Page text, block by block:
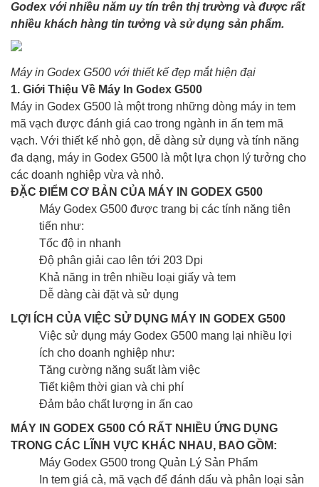
Godex với nhiều năm uy tín trên thị trường và được rất
nhiều khách hàng tin tưởng và sử dụng sản phẩm.
Máy in Godex G500 với thiết kế đẹp mắt hiện đại
1. Giới Thiệu Về Máy In Godex G500
Máy in Godex G500 là một trong những dòng máy in tem
mã vạch được đánh giá cao trong ngành in ấn tem mã
vạch. Với thiết kế nhỏ gọn, dễ dàng sử dụng và tính năng
đa dạng, máy in Godex G500 là một lựa chọn lý tưởng cho
các doanh nghiệp vừa và nhỏ.
ĐẶC ĐIỂM CƠ BẢN CỦA MÁY IN GODEX G500
Máy Godex G500 được trang bị các tính năng tiên
tiến như:
Tốc độ in nhanh
Độ phân giải cao lên tới 203 Dpi
Khả năng in trên nhiều loại giấy và tem
Dễ dàng cài đặt và sử dụng
LỢI ÍCH CỦA VIỆC SỬ DỤNG MÁY IN GODEX G500
Việc sử dụng máy Godex G500 mang lại nhiều lợi
ích cho doanh nghiệp như:
Tăng cường năng suất làm việc
Tiết kiệm thời gian và chi phí
Đảm bảo chất lượng in ấn cao
MÁY IN GODEX G500 CÓ RẤT NHIỀU ỨNG DỤNG
TRONG CÁC LĨNH VỰC KHÁC NHAU, BAO GỒM:
Máy Godex G500 trong Quản Lý Sản Phẩm
In tem giá cả, mã vạch để đánh dấu và phân loại sản